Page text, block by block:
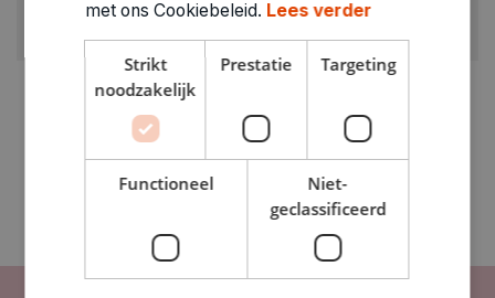
ARTIKELNUMMER
0320860
met ons Cookiebeleid. Lees verder
Strikt
noodzakelijk
Prestatie Targeting
Functioneel
Niet-
geclassificeerd